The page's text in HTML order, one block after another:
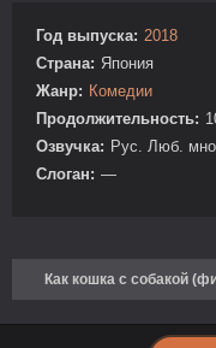
Год выпуска: 2018
Страна: Япония
Жанр: Комедии
Продолжительность:
Озвучка: Рус. Люб.
Слоган: —
Как кошка с собакой